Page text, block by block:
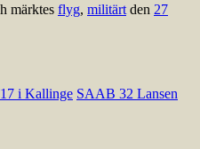
märktes flyg, militärt den 27
i Kallinge SAAB 32 Lansen